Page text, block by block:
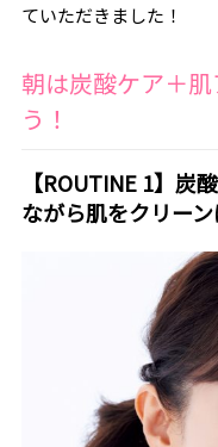
ていただきました！
朝は炭酸ケア＋
う！
【ROUTINE 1】炭
ながら肌をクリーン